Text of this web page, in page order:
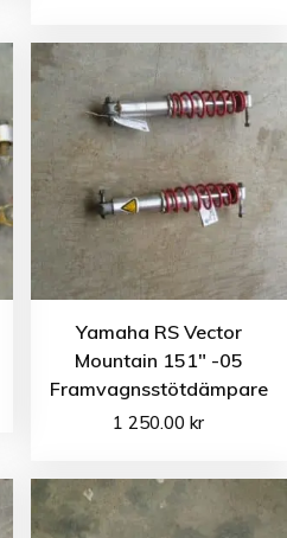
Yamaha RS Vector
Mountain 151″ -05
Framvagnsstötdämpare
1 250.00kr